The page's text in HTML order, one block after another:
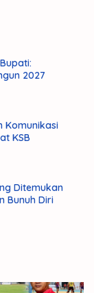
2027
Komunikasi
KSB
Ditemukan
Bunuh Diri